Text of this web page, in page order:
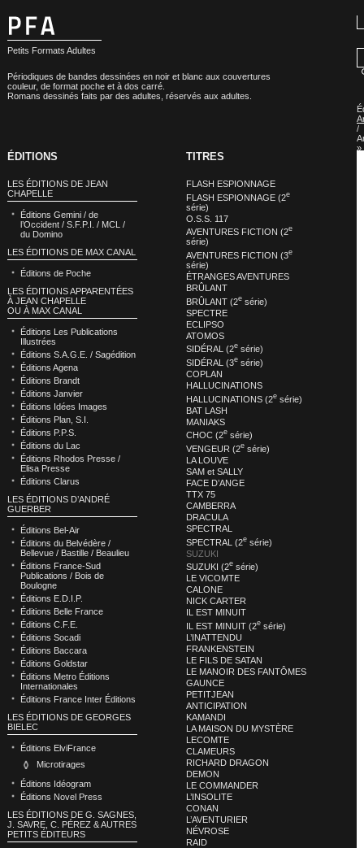
Petits Formats Adultes
Périodiques de bandes dessinées en noir et blanc aux couvertures
couleur, de format poche et à dos carré.
Romans dessinés faits par des adultes, réservés aux adultes.
/
»
ÉDITIONS
LES ÉDITIONS DE JEAN
CHAPELLE
Éditions Gemini / de
l’Occident / S.F.P.I. / MCL /
du Domino
LES ÉDITIONS DE MAX CANAL
Éditions de Poche
LES ÉDITIONS APPARENTÉES
À JEAN CHAPELLE
OU À MAX CANAL
Éditions Les Publications
Illustrées
Éditions S.A.G.E. / Sagédition
Éditions Agena
Éditions Brandt
Éditions Janvier
Éditions Idées Images
Éditions Plan, S.I.
Éditions P.P.S.
Éditions du Lac
Éditions Rhodos Presse /
Elisa Presse
Éditions Clarus
LES ÉDITIONS D’ANDRÉ
GUERBER
Éditions Bel-Air
Éditions du Belvédère /
Bellevue / Bastille / Beaulieu
Éditions France-Sud
Publications / Bois de
Boulogne
Éditions E.D.I.P.
Éditions Belle France
Éditions C.F.E.
Éditions Socadi
Éditions Baccara
Éditions Goldstar
Éditions Metro Éditions
Internationales
Éditions France Inter Éditions
LES ÉDITIONS DE GEORGES
BIELEC
Éditions ElviFrance
Microtirages
Éditions Idéogram
Éditions Novel Press
LES ÉDITIONS DE G. SAGNES,
J. SAVRE, C. PÉREZ & AUTRES
PETITS ÉDITEURS
TITRES
FLASH ESPIONNAGE
FLASH ESPIONNAGE (2e
série)
O.S.S. 117
AVENTURES FICTION (2e
série)
AVENTURES FICTION (3e
série)
ÉTRANGES AVENTURES
BRÛLANT
BRÛLANT (2esérie)
SPECTRE
ECLIPSO
ATOMOS
SIDÉRAL (2esérie)
SIDÉRAL (3esérie)
COPLAN
HALLUCINATIONS
HALLUCINATIONS (2esérie)
BAT LASH
MANIAKS
CHOC (2esérie)
VENGEUR (2esérie)
LA LOUVE
SAM et SALLY
FACE D’ANGE
TTX 75
CAMBERRA
DRACULA
SPECTRAL
SPECTRAL (2esérie)
SUZUKI
SUZUKI (2esérie)
LE VICOMTE
CALONE
NICK CARTER
IL EST MINUIT
IL EST MINUIT (2esérie)
L’INATTENDU
FRANKENSTEIN
LE FILS DE SATAN
LE MANOIR DES FANTÔMES
GAUNCE
PETITJEAN
ANTICIPATION
KAMANDI
LA MAISON DU MYSTÈRE
LECOMTE
CLAMEURS
RICHARD DRAGON
DEMON
LE COMMANDER
L’INSOLITE
CONAN
L’AVENTURIER
NÉVROSE
RAID